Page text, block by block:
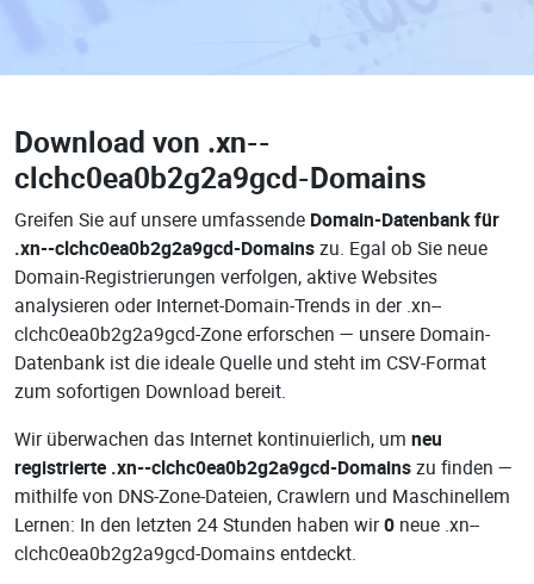
Download von .xn--
clchc0ea0b2g2a9gcd-Domains
Greifen Sie auf unsere umfassende Domain-Datenbank für
.xn--clchc0ea0b2g2a9gcd-Domainszu. Egal ob Sie neue
Domain-Registrierungen verfolgen, aktive Websites
analysieren oder Internet-Domain-Trends in der .xn--
clchc0ea0b2g2a9gcd-Zone erforschen — unsere Domain-
Datenbank ist die ideale Quelle und steht im CSV-Format
zum sofortigen Download bereit.
Wir überwachen das Internet kontinuierlich, um neu
registrierte .xn--clchc0ea0b2g2a9gcd-Domainszu finden —
mithilfe von DNS-Zone-Dateien, Crawlern und Maschinellem
Lernen: In den letzten 24 Stunden haben wir0 neue .xn--
clchc0ea0b2g2a9gcd-Domains entdeckt.